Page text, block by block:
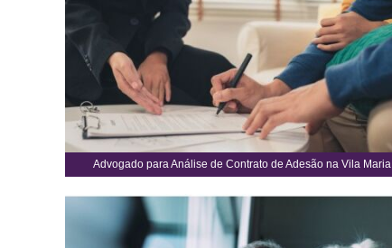
Advogado para Análise de Contrato de Adesão na Vila Maria